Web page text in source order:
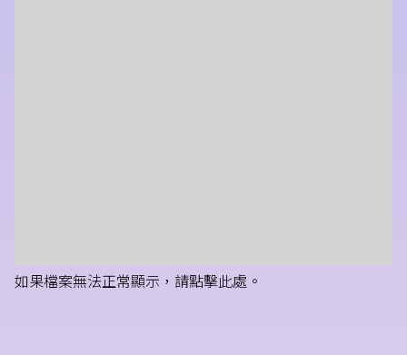
如果檔案無法正常顯示，請點擊此處。